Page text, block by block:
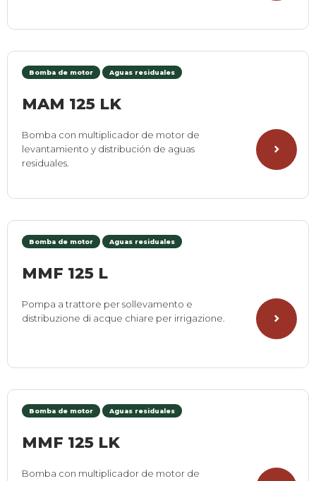
Bomba de motor Aguas residuales
MAM 125 LK
Bomba con multiplicador de motor de
levantamiento y distribución de aguas
residuales.
Bomba de motor Aguas residuales
MMF 125 L
Pompa a trattore per sollevamento e
distribuzione di acque chiare per irrigazione.
Bomba de motor Aguas residuales
MMF 125 LK
Bomba con multiplicador de motor de